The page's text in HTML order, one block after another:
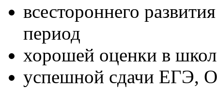
всестороннего
период
хорошей оценки в
успешной сдачи ЕГЭ,